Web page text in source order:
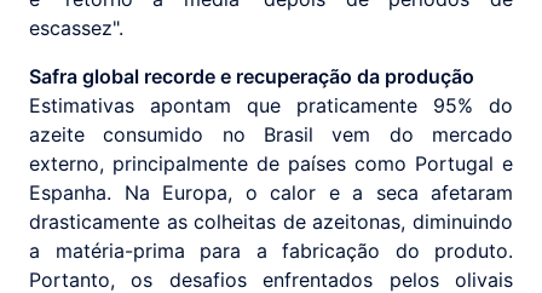
escassez".
Safra global recorde e recuperação da produção
Estimativas apontam que praticamente 95% do
azeite consumido no Brasil vem do mercado
externo, principalmente de países como Portugal e
Espanha. Na Europa, o calor e a seca afetaram
drasticamente as colheitas de azeitonas, diminuindo
a matéria-prima para a fabricação do produto.
Portanto, os desafios enfrentados pelos olivais